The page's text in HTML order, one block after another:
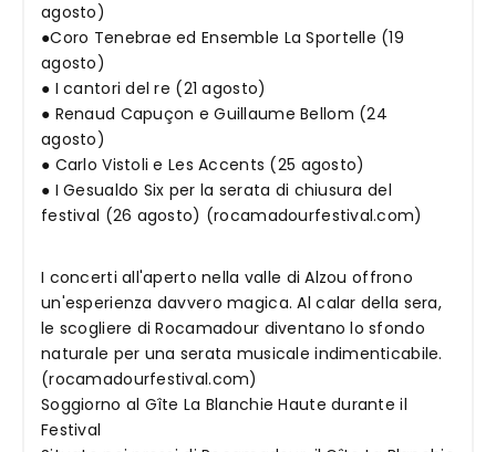
agosto)
●Coro Tenebrae ed Ensemble La Sportelle (19
agosto)
● I cantori del re (21 agosto)
● Renaud Capuçon e Guillaume Bellom (24
agosto)
● Carlo Vistoli e Les Accents (25 agosto)
● I Gesualdo Six per la serata di chiusura del
festival (26 agosto) (rocamadourfestival.com)
I concerti all'aperto nella valle di Alzou offrono
un'esperienza davvero magica. Al calar della sera,
le scogliere di Rocamadour diventano lo sfondo
naturale per una serata musicale indimenticabile.
(rocamadourfestival.com)
Soggiorno al Gîte La Blanchie Haute durante il
Festival